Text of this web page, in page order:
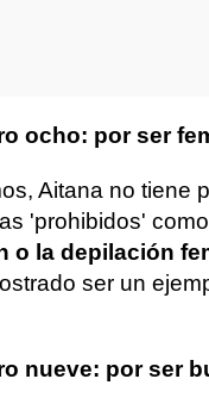
ocho: por ser
Aitana no tiene
'prohibidos'
o la depilación
ser un
nueve: por ser